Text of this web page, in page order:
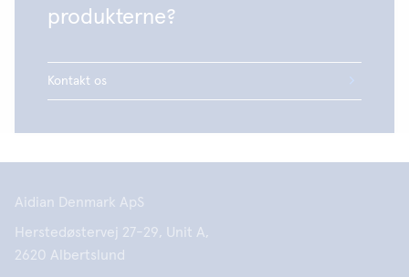
produkterne?
Kontakt os
Aidian Denmark ApS
Herstedøstervej 27-29, Unit A,
2620 Albertslund